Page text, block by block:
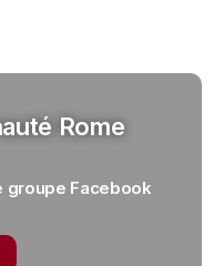
Rome
groupe Facebook